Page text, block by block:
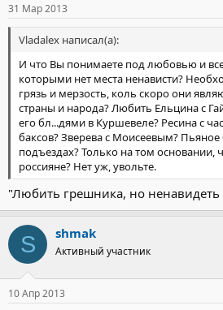
31 Мар 2013
Vladalex написал(а):
И что Вы понимаете под любовью и
которыми нет места ненависти?
грязь и мерзость, коль скоро они
страны и народа? Любить Ельцина с
его бл...дями в Куршевеле? Ресина с
баксов? Зверева с Моисеевым?
подъездах? Только на том основании,
россияне? Нет уж, увольте.
"Любить грешника, но ненавидеть
S shmak
Активный участник
10 Апр 2013